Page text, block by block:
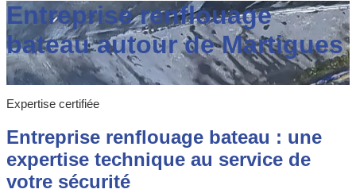
Entreprise renflouage
bateau autour de Martigues
Expertise certifiée
Entreprise renflouage bateau : une
expertise technique au service de
votre sécurité